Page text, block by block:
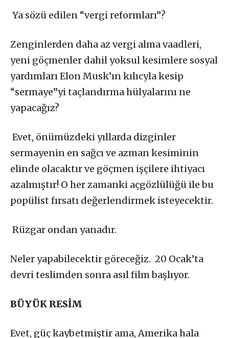
Ya sözü edilen “vergi reformları”?
Zenginlerden daha az vergi alma vaadleri,
yeni göçmenler dahil yoksul kesimlere sosyal
yardımları Elon Musk’ın kılıcyla kesip
“sermaye”yi taçlandırma hülyalarını ne
yapacağız?
Evet, önümüzdeki yıllarda dizginler
sermayenin en sağcı ve azman kesiminin
elinde olacaktır ve göçmen işçilere ihtiyacı
azalmıştır! O her zamanki açgözlülüğü ile bu
popülist fırsatı değerlendirmek isteyecektir.
Rüzgar ondan yanadır.
Neler yapabilecektir göreceğiz. 20 Ocak’ta
devri teslimden sonra asıl film başlıyor.
BÜYÜK RESİM
Evet, güç kaybetmiştir ama, Amerika hala